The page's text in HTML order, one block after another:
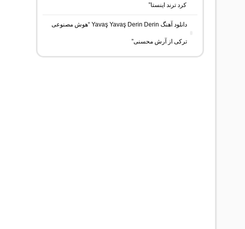
کرد ترند اینستا”
دانلود آهنگ Yavaş Yavaş Derin Derin “هوش مصنوعی
ترکی از آرش محسنی”